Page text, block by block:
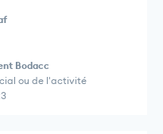
Bodacc
ou de l'activité